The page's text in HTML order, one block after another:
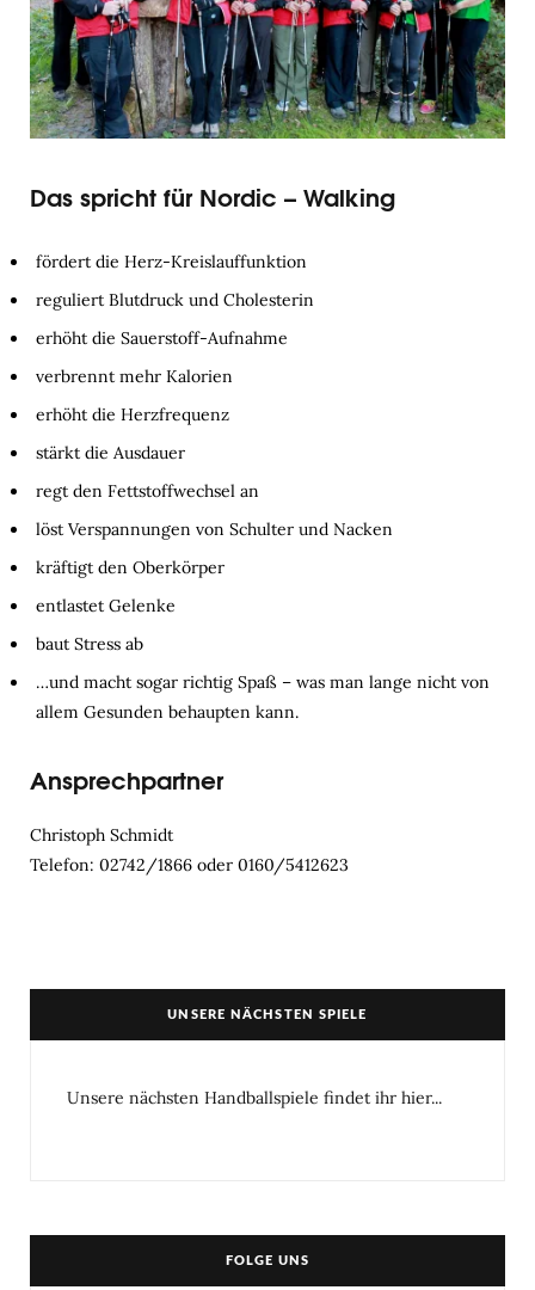
Das spricht für Nordic – Walking
fördert die Herz-Kreislauffunktion
reguliert Blutdruck und Cholesterin
erhöht die Sauerstoff-Aufnahme
verbrennt mehr Kalorien
erhöht die Herzfrequenz
stärkt die Ausdauer
regt den Fettstoffwechsel an
löst Verspannungen von Schulter und Nacken
kräftigt den Oberkörper
entlastet Gelenke
baut Stress ab
…und macht sogar richtig Spaß – was man lange nicht von
allem Gesunden behaupten kann.
Ansprechpartner
Christoph Schmidt
Telefon: 02742/1866 oder 0160/5412623
UNSERE NÄCHSTEN SPIELE
Unsere nächsten Handballspiele findet ihr hier...
FOLGE UNS